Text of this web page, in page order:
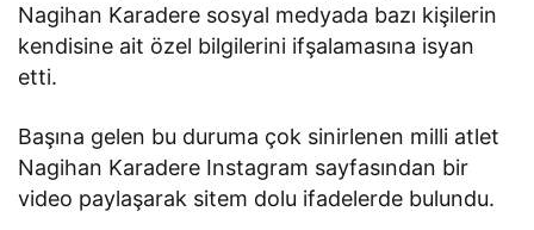
Nagihan Karadere sosyal medyada bazı kişilerin
kendisine ait özel bilgilerini ifşalamasına isyan
etti.
Başına gelen bu duruma çok sinirlenen milli atlet
Nagihan Karadere Instagram sayfasından bir
video paylaşarak sitem dolu ifadelerde bulundu.